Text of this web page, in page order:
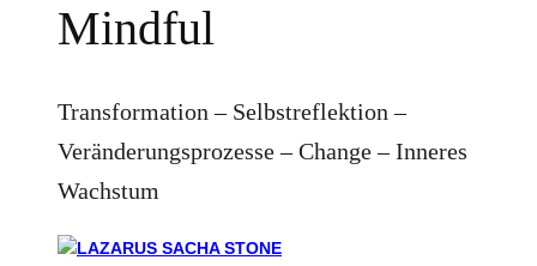
Mindful
Transformation – Selbstreflektion –
Veränderungsprozesse – Change – Inneres
Wachstum